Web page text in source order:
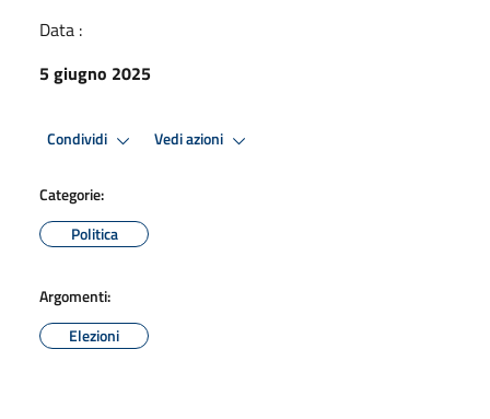
Data :
5 giugno 2025
Condividi Vedi azioni
Categorie:
Politica
Argomenti:
Elezioni